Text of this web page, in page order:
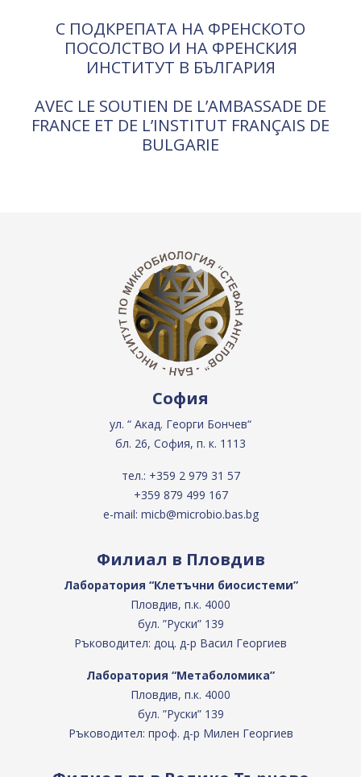
С ПОДКРЕПАТА НА ФРЕНСКОТО
ПОСОЛСТВО И НА ФРЕНСКИЯ
ИНСТИТУТ В БЪЛГАРИЯ
AVEC LE SOUTIEN DE L’AMBASSADE DE
FRANCE ET DE L’INSTITUT FRANÇAIS DE
BULGARIE
София
ул. “ Акад. Георги Бончев“
бл. 26, София, п. к. 1113
тел.: +359 2 979 31 57
+359 879 499 167
e-mail: micb@microbio.bas.bg
Филиал в Пловдив
Лаборатория “Клетъчни биосистеми”
Пловдив, п.к. 4000
бул. ”Руски” 139
Ръководител: доц. д-р Васил Георгиев
Лаборатория “Метаболомика”
Пловдив, п.к. 4000
бул. ”Руски” 139
Ръководител: проф. д-р Милен Георгиев